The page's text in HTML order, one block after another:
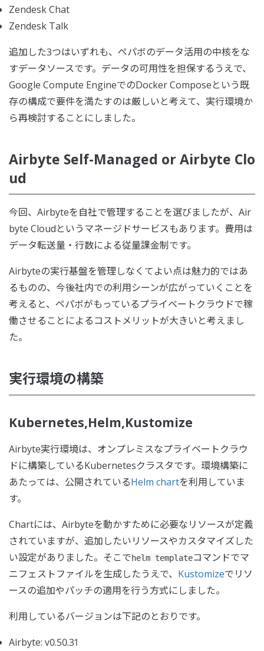
Zendesk Chat
Zendesk Talk
追加した3つはいずれも、ペパボのデータ活用の中核をな
すデータソースです。データの可用性を担保するうえで、
Google Compute EngineでのDocker Composeという既
存の構成で要件を満たすのは厳しいと考えて、実行環境か
ら再検討することにしました。
Airbyte Self-Managed or Airbyte Clo
ud
今回、Airbyteを自社で管理することを選びましたが、Air
byte Cloudというマネージドサービスもあります。費用は
データ転送量・行数による従量課金制です。
Airbyteの実行基盤を管理しなくてよい点は魅力的ではあ
るものの、今後社内での利用シーンが広がっていくことを
考えると、ペパボがもっているプライベートクラウドで稼
働させることによるコストメリットが大きいと考えまし
た。
実行環境の構築
Kubernetes,Helm,Kustomize
Airbyte実行環境は、オンプレミスなプライベートクラウ
ドに構築しているKubernetesクラスタです。環境構築に
あたっては、公開されているHelm chartを利用していま
す。
Chartには、Airbyteを動かすために必要なリソースが定義
されていますが、追加したいリソースやカスタマイズした
い設定がありました。そこでhelm templateコマンドでマ
ニフェストファイルを生成したうえで、 Kustomizeでリソ
ースの追加やパッチの適用を行う方式にしました。
利用しているバージョンは下記のとおりです。
Airbyte: v0.50.31